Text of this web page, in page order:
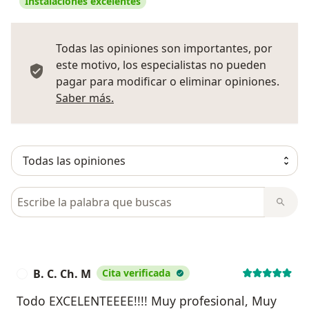
Todas las opiniones son importantes, por
este motivo, los especialistas no pueden
pagar para modificar o eliminar opiniones.
Saber más.
Busca en opiniones
B. C. Ch. M Cita verificada
Todo EXCELENTEEEE!!!! Muy profesional, Muy